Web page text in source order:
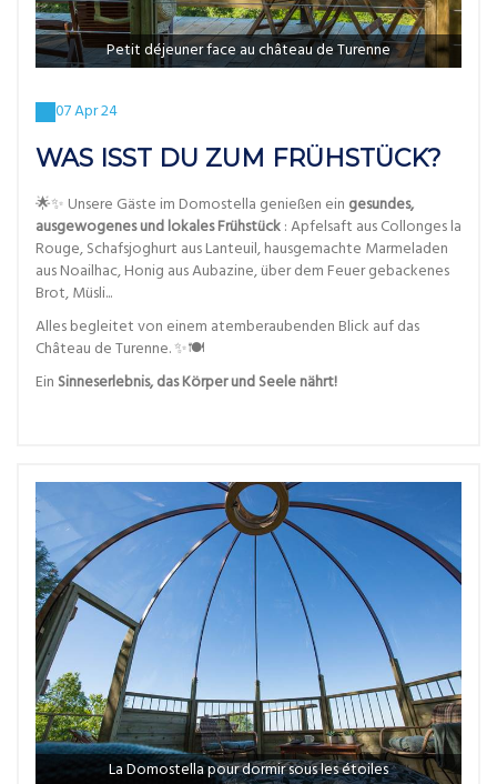
Petit déjeuner face au château de Turenne
07 Apr 24
WAS ISST DU ZUM FRÜHSTÜCK?
🌟✨ Unsere Gäste im Domostella genießen ein gesundes,
ausgewogenes und lokales Frühstück: Apfelsaft aus Collonges la
Rouge, Schafsjoghurt aus Lanteuil, hausgemachte Marmeladen
aus Noailhac, Honig aus Aubazine, über dem Feuer gebackenes
Brot, Müsli...
Alles begleitet von einem atemberaubenden Blick auf das
Château de Turenne. ✨🍽️
Ein Sinneserlebnis, das Körper und Seele nährt!
La Domostella pour dormir sous les étoiles